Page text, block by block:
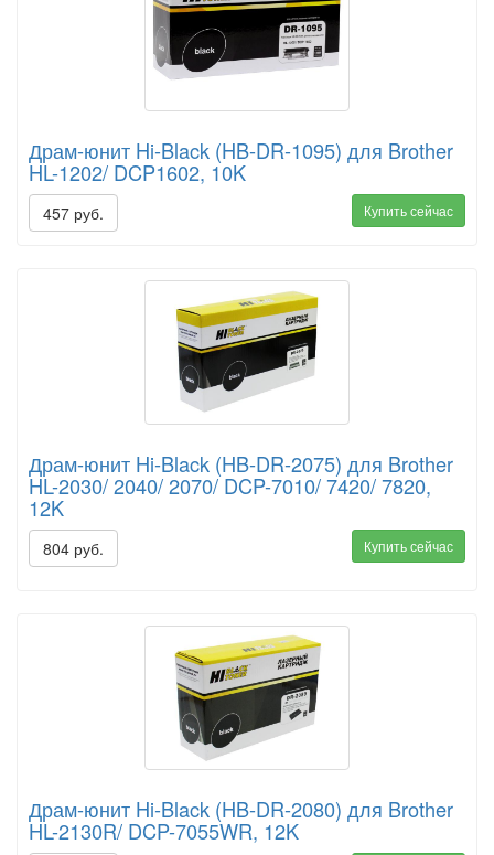
Драм-юнит Hi-Black (HB-DR-1095) для Brother
HL-1202/ DCP1602, 10K
457 руб. Купить сейчас
Драм-юнит Hi-Black (HB-DR-2075) для Brother
HL-2030/ 2040/ 2070/ DCP-7010/ 7420/ 7820,
12K
804 руб. Купить сейчас
Драм-юнит Hi-Black (HB-DR-2080) для Brother
HL-2130R/ DCP-7055WR, 12K